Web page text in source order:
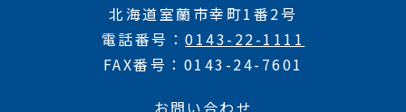
北海道室蘭市幸町1番2号
電話番号
0143-22-1111
FAX番号
0143-24-7601
お問い合わせ